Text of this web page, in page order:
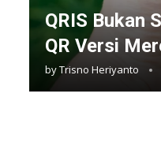
QRIS Bukan
QR Versi
byTrisno Heriyanto